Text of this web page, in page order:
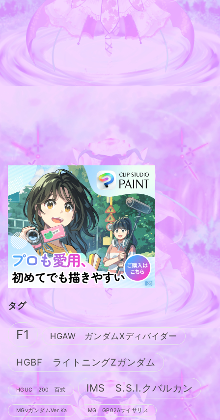
タグ
F1 HGAW ガンダムXディバイダー
HGBF ライトニングZガンダム
HGUC 200 百式 IMS S.S.I.クバルカン
MGνガンダムVer.Ka MG GP02Aサイサリス